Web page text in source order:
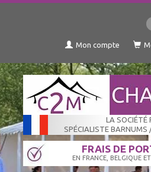
Mon compte
LA SOCIÉTÉ
SPÉCIALISTE
FRAIS DE
EN FRANCE, BELGIQUE